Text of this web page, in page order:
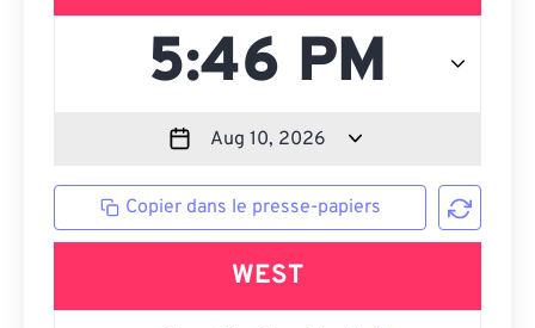
Copier dans le presse-papiers
WEST